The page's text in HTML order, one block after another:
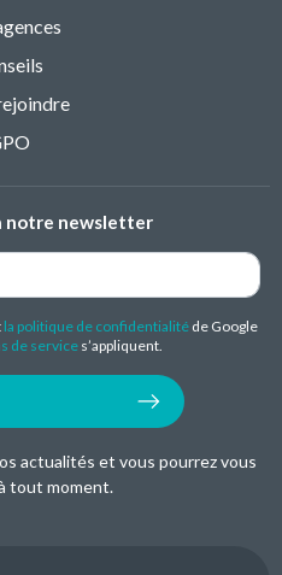
notre newsletter
la politique de confidentialitéde Google
de service s’appliquent.
actualités et vous pourrez vous
tout moment.